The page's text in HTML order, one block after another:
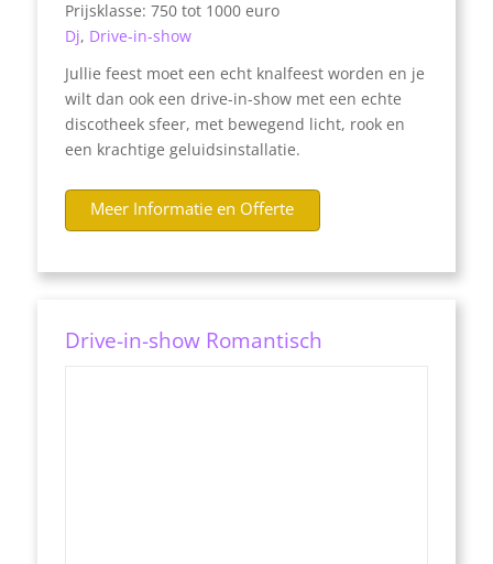
Prijsklasse: 750 tot 1000 euro
Dj, Drive-in-show
Jullie feest moet een echt knalfeest worden en je
wilt dan ook een drive-in-show met een echte
discotheek sfeer, met bewegend licht, rook en
een krachtige geluidsinstallatie.
Meer Informatie en Offerte
Drive-in-show Romantisch